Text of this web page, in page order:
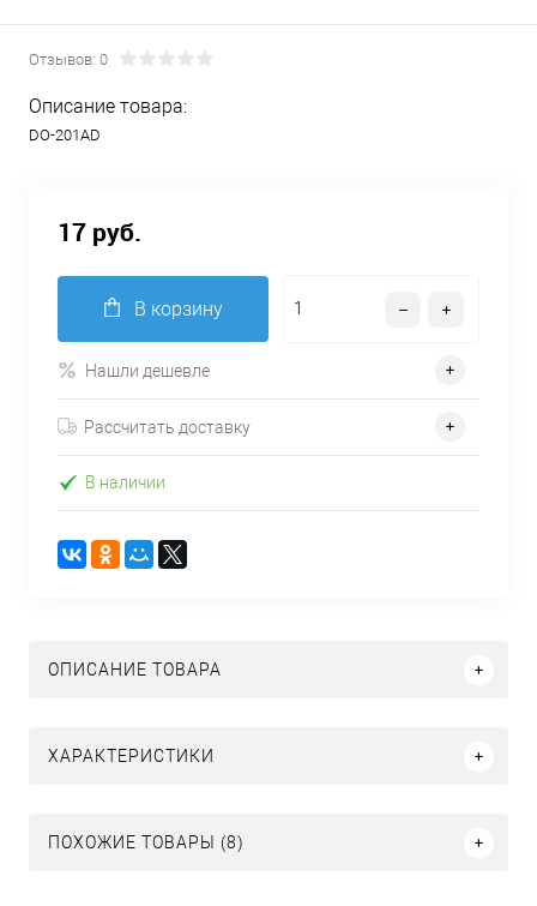
Отзывов: 0
Описание товара:
DO-201AD
17 руб.
В корзину
Нашли дешевле
Рассчитать доставку
В наличии
ОПИСАНИЕ ТОВАРА
ХАРАКТЕРИСТИКИ
ПОХОЖИЕ ТОВАРЫ (8)